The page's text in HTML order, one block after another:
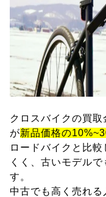
クロスバイクの買
が新品価格の
ロードバイクと比
くく、古いモデル
す。
中古でも高く売れ